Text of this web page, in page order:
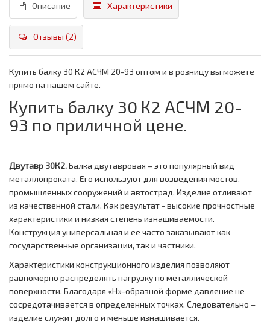
Описание Характеристики
Отзывы (2)
Купить балку 30 К2 АСЧМ 20-93 оптом и в розницу вы можете
прямо на нашем сайте.
Купить балку 30 К2 АСЧМ 20-
93 по приличной цене.
Двутавр 30К2.Балка двутавровая – это популярный вид
металлопроката. Его используют для возведения мостов,
промышленных сооружений и автострад. Изделие отливают
из качественной стали. Как результат - высокие прочностные
характеристики и низкая степень изнашиваемости.
Конструкция универсальная и ее часто заказывают как
государственные организации, так и частники.
Характеристики конструкционного изделия позволяют
равномерно распределять нагрузку по металлической
поверхности. Благодаря «Н»-образной форме давление не
сосредотачивается в определенных точках. Следовательно –
изделие служит долго и меньше изнашивается.